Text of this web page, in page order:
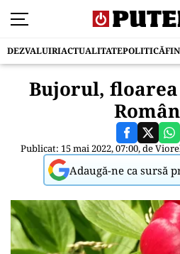
DEZVALUIRIACTUALITATEPOLITICĂ
Bujorul,
Publicat: 15 mai 2022, 07:00, de
Adaugă-ne ca sursă